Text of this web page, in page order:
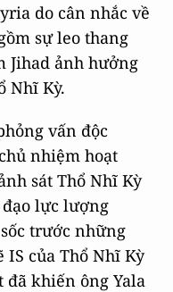
do cân nhắc về
sự leo thang
Jihad ảnh hưởng
Nhĩ Kỳ.
vấn độc
nhiệm hoạt
sát Thổ Nhĩ Kỳ
đạo lực lượng
trước những
của Thổ Nhĩ Kỳ
khiến ông Yala